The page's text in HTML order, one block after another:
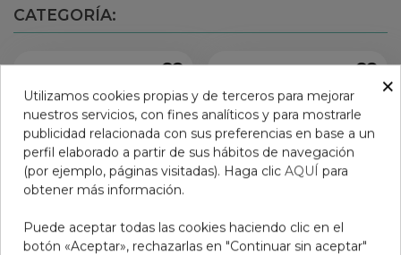
CATEGORÍA:
×
Utilizamos cookies propias y de terceros para mejorar
nuestros servicios, con fines analíticos y para mostrarle
publicidad relacionada con sus preferencias en base a un
perfil elaborado a partir de sus hábitos de navegación
(por ejemplo, páginas visitadas). Haga clic AQUÍ para
obtener más información.
Puede aceptar todas las cookies haciendo clic en el
botón «Aceptar», rechazarlas en "Continuar sin aceptar"